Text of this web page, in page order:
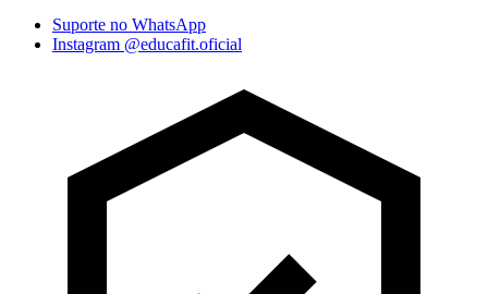
Suporte no WhatsApp
Instagram @educafit.oficial